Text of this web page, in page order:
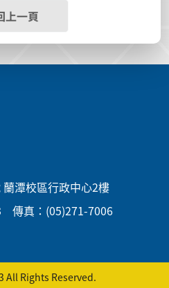
上一頁
潭校區行政中心2樓
傳真：(05)271-7006
Rights Reserved.